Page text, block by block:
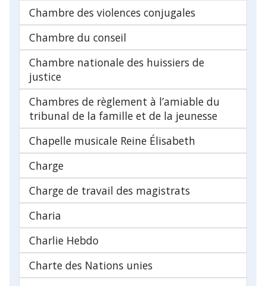
Chambre des violences conjugales
Chambre du conseil
Chambre nationale des huissiers de
justice
Chambres de règlement à l’amiable du
tribunal de la famille et de la jeunesse
Chapelle musicale Reine Élisabeth
Charge
Charge de travail des magistrats
Charia
Charlie Hebdo
Charte des Nations unies